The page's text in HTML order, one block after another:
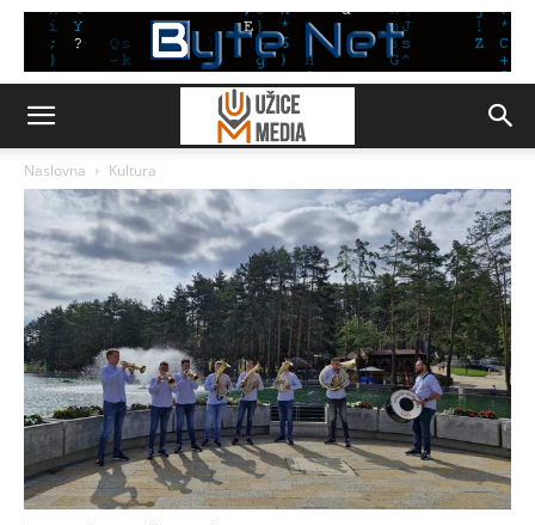
Naslovna Kultura